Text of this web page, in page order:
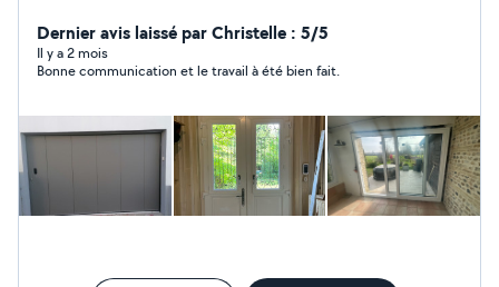
électrique
Dernier avis laissé par Christelle : 5/5
Il y a 2 mois
Bonne communication et le travail à été bien fait.